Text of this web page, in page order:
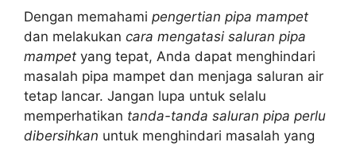
Dengan memahami pengertian pipa mampet
dan melakukan cara mengatasi saluran pipa
mampet yang tepat, Anda dapat menghindari
masalah pipa mampet dan menjaga saluran air
tetap lancar. Jangan lupa untuk selalu
memperhatikan tanda-tanda saluran pipa perlu
dibersihkan untuk menghindari masalah yang